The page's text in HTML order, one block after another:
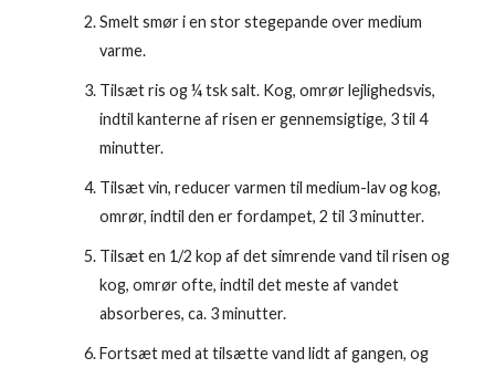
Smelt smør i en stor stegepande over medium
varme.
Tilsæt ris og ¼ tsk salt. Kog, omrør lejlighedsvis,
indtil kanterne af risen er gennemsigtige, 3 til 4
minutter.
Tilsæt vin, reducer varmen til medium-lav og kog,
omrør, indtil den er fordampet, 2 til 3 minutter.
Tilsæt en 1/2 kop af det simrende vand til risen og
kog, omrør ofte, indtil det meste af vandet
absorberes, ca. 3 minutter.
Fortsæt med at tilsætte vand lidt af gangen, og